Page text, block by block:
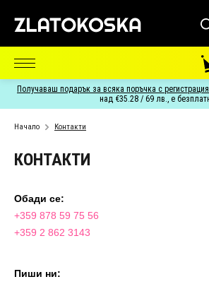
Получаваш подарък за всяка поръчка с
над €35.28 / 69 лв., е
Начало Контакти
КОНТАКТИ
Обади се:
+359 878 59 75 56
+359 2 862 3143
Пиши ни: